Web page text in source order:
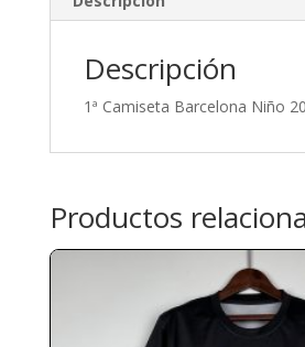
Descripción
1ª Camiseta Barcelona Niño
Productos